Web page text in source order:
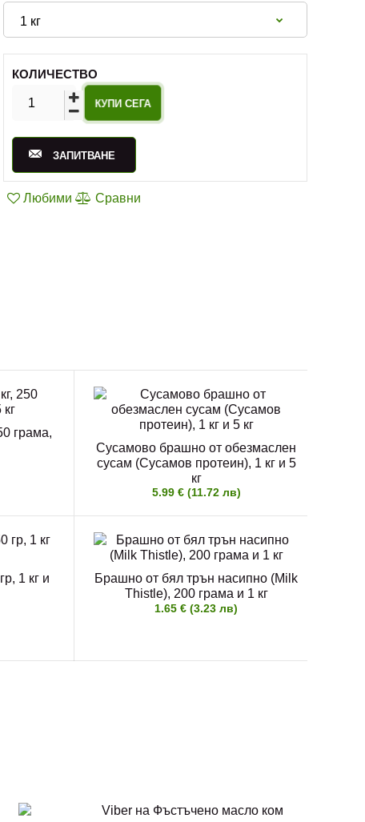
КОЛИЧЕСТВО
ЗАПИТВАНЕ
Любими Сравни
грама,
Сусамово брашно от обезмаслен
сусам (Сусамов протеин), 1 кг и 5
кг
5.99 € (11.72 лв)
1 кг и
Брашно от бял трън насипно (Milk
Thistle), 200 грама и 1 кг
1.65 € (3.23 лв)